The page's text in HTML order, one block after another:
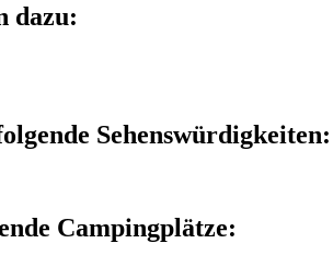
dazu:
Sehenswürdigkeiten:
Campingplätze: